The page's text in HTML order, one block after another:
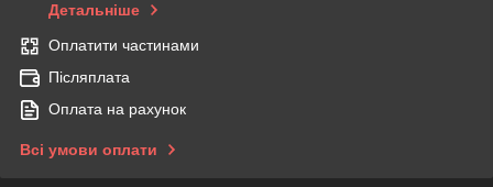
Детальніше
Оплатити частинами
Післяплата
Оплата на рахунок
Всі умови оплати